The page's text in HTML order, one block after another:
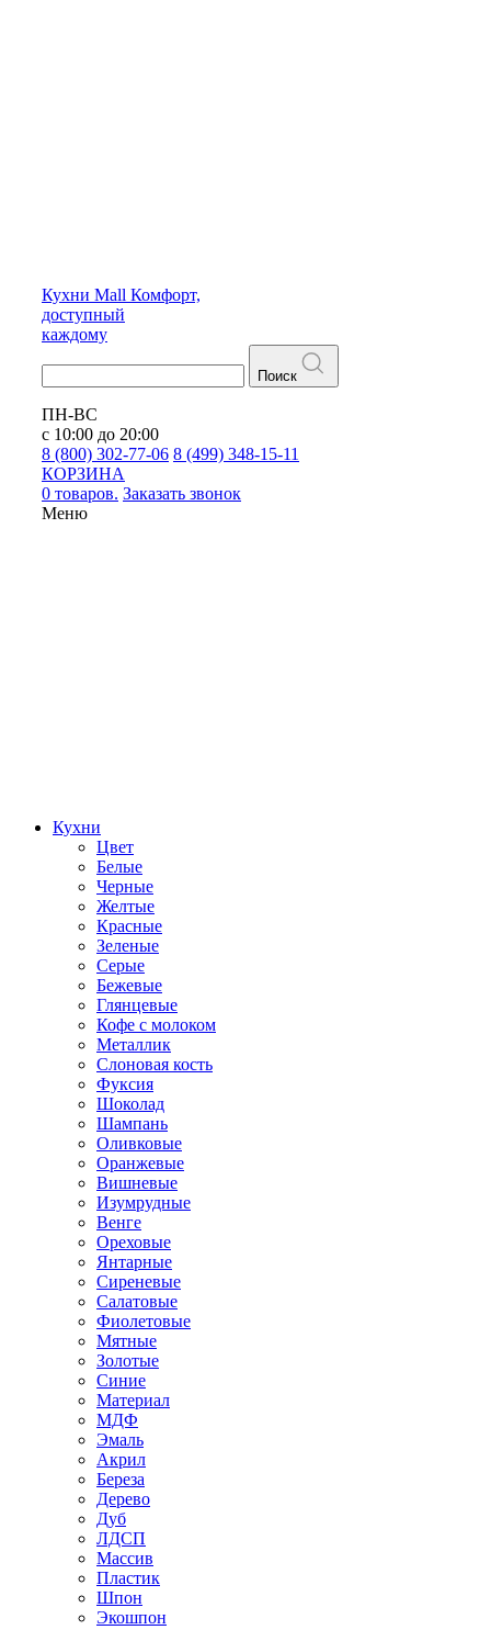
Кухни Mall Комфорт,
доступный
каждому
Поиск
ПН-ВС
с 10:00 до 20:00
8 (800) 302-77-06 8 (499) 348-15-11
КОРЗИНА
0 товаров. Заказать звонок
Меню
Кухни
Цвет
Белые
Черные
Желтые
Красные
Зеленые
Серые
Бежевые
Глянцевые
Кофе с молоком
Металлик
Слоновая кость
Фуксия
Шоколад
Шампань
Оливковые
Оранжевые
Вишневые
Изумрудные
Венге
Ореховые
Янтарные
Сиреневые
Салатовые
Фиолетовые
Мятные
Золотые
Синие
Материал
МДФ
Эмаль
Акрил
Береза
Дерево
Дуб
ЛДСП
Массив
Пластик
Шпон
Экошпон